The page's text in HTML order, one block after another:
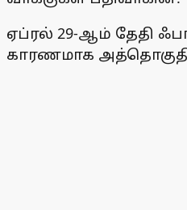
ஏப்ரல் 29-ஆம் தேதி
காரணமாக